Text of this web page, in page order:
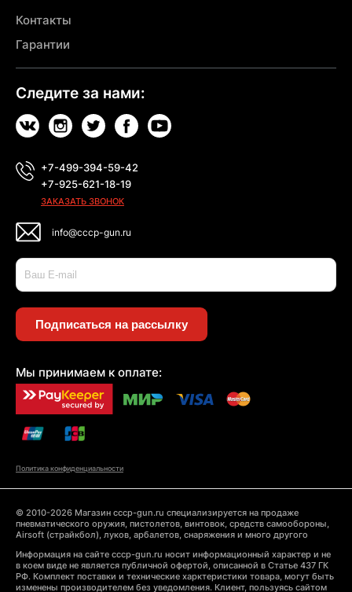
Контакты
Гарантии
Следите за нами:
+7-499-394-59-42
+7-925-621-18-19
ЗАКАЗАТЬ ЗВОНОК
info@cccp-gun.ru
Подписаться на рассылку
Мы принимаем к оплате:
Политика конфиденциальности
© 2010-2026 Магазин cccp-gun.ru специализируется на продаже
пневматического оружия, пистолетов, винтовок, средств самообороны,
Airsoft (страйкбол), луков, арбалетов, снаряжения и много другого
Информация на сайте cccp-gun.ru носит информационный характер и не
в коем виде не является публичной офертой, описанной в Статье 437 ГК
РФ. Комплект поставки и технические харктеристики товара, могут быть
изменены производителем без уведомления. Клиент, пользуясь сайтом